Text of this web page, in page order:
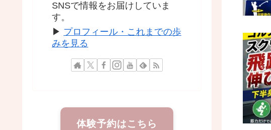
SNSで情報をお届けしていま
す。
▶ プロフィール・これまでの歩
みを見る
体験予約はこちら